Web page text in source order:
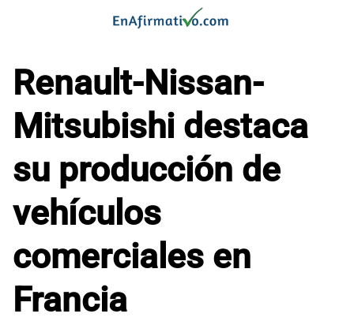
Renault-Nissan-
Mitsubishi destaca
su producción de
vehículos
comerciales en
Francia